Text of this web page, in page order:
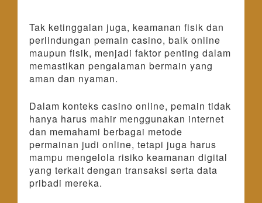
Tak ketinggalan juga, keamanan fisik dan
perlindungan pemain casino, baik online
maupun fisik, menjadi faktor penting dalam
memastikan pengalaman bermain yang
aman dan nyaman.
Dalam konteks casino online, pemain tidak
hanya harus mahir menggunakan internet
dan memahami berbagai metode
permainan judi online, tetapi juga harus
mampu mengelola risiko keamanan digital
yang terkait dengan transaksi serta data
pribadi mereka.